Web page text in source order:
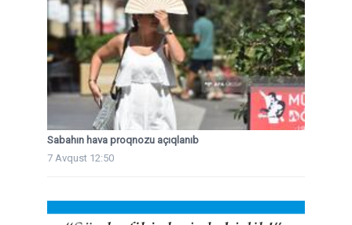
Sabahın hava proqnozu açıqlanıb
7 Avqust 12:50